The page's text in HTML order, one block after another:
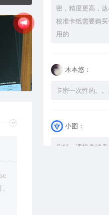
密，精度更高，
校准卡纸需要购
用的
木本悠：
卡密一次性的。。
小图：
您好，请检查键